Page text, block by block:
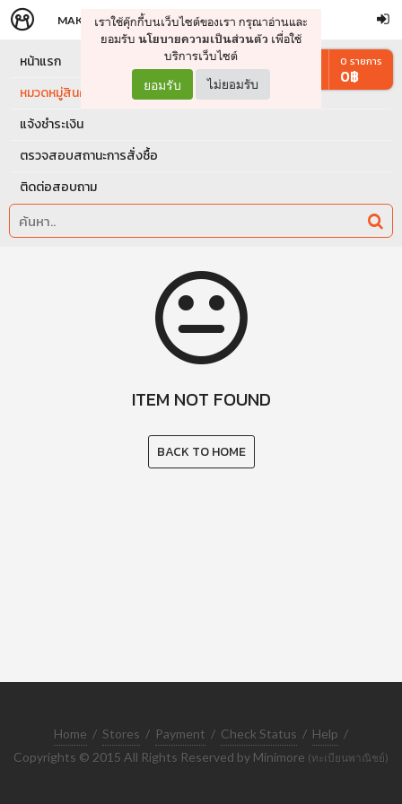
จัดการรถเข็น ดำเนินการต่อ
MAKERS STORE
เราใช้คุ๊กกี้บนเว็บไซต์ของเรา กรุณาอ่านและ
ยอมรับ นโยบายความเป็นส่วนตัว เพื่อใช้
บริการเว็บไซต์
ยอมรับ ไม่ยอมรับ
หน้าแรก
หมวดหมู่สินค้า
แจ้งชำระเงิน
ตรวจสอบสถานะการสั่งซื้อ
ติดต่อสอบถาม
0 รายการ
0฿
ITEM NOT FOUND
BACK TO HOME
Home / Stores / Payment / Check Status / Help /
Copyrights © 2015 All Rights Reserved by Minimore (ทะเบียนพาณิชย์)